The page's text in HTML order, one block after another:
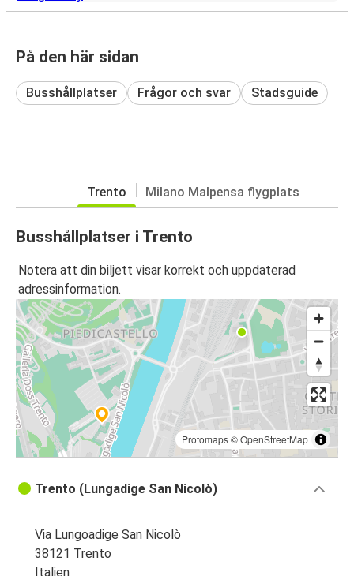
På den här sidan
Busshållplatser Frågor och svar Stadsguide
Trento Milano Malpensa flygplats
Busshållplatser i Trento
Notera att din biljett visar korrekt och uppdaterad
adressinformation.
Protomaps©OpenStreetMap
Trento (Lungadige San Nicolò)
Via Lungoadige San Nicolò
38121 Trento
Italien